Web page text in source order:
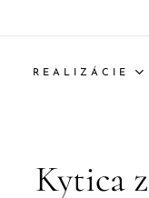
REALIZÁCIE
Kytica